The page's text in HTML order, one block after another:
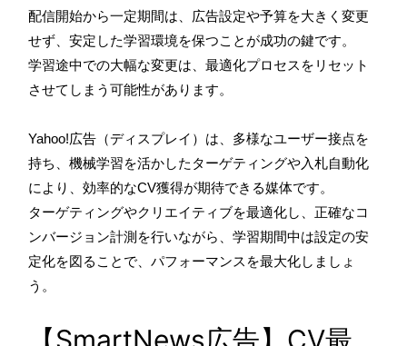
配信開始から一定期間は、広告設定や予算を大きく変更
せず、安定した学習環境を保つことが成功の鍵です。
学習途中での大幅な変更は、最適化プロセスをリセット
させてしまう可能性があります。
Yahoo!広告（ディスプレイ）は、多様なユーザー接点を
持ち、機械学習を活かしたターゲティングや入札自動化
により、効率的なCV獲得が期待できる媒体です。
ターゲティングやクリエイティブを最適化し、正確なコ
ンバージョン計測を行いながら、学習期間中は設定の安
定化を図ることで、パフォーマンスを最大化しましょ
う。
【SmartNews広告】CV最